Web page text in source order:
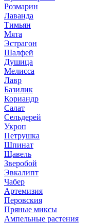
Розмарин
Лаванда
Тимьян
Мята
Эстрагон
Шалфей
Душица
Мелисса
Лавр
Базилик
Кориандр
Салат
Сельдерей
Укроп
Петрушка
Шпинат
Щавель
Зверобой
Эвкалипт
Чабер
Артемизия
Перовския
Пряные миксы
Ампельные растения